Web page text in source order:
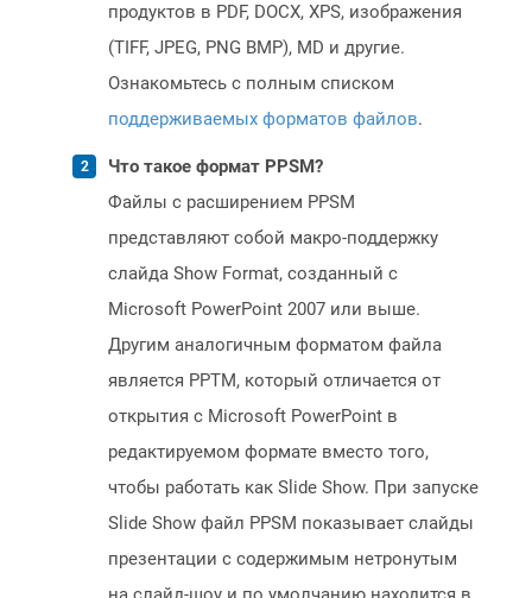
продуктов в PDF, DOCX, XPS, изображения
(TIFF, JPEG, PNG BMP), MD и другие.
Ознакомьтесь с полным списком
поддерживаемых форматов файлов.
Что такое формат PPSM?
Файлы с расширением PPSM
представляют собой макро-поддержку
слайда Show Format, созданный с
Microsoft PowerPoint 2007 или выше.
Другим аналогичным форматом файла
является PPTM, который отличается от
открытия с Microsoft PowerPoint в
редактируемом формате вместо того,
чтобы работать как Slide Show. При запуске
Slide Show файл PPSM показывает слайды
презентации с содержимым нетронутым